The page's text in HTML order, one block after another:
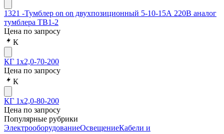
1321 -Тумблер on on двухпозиционный 5-10-15А 220В аналог
тумблера ТВ1-2
Цена по запросу
К
КГ 1х2,0-70-200
Цена по запросу
К
КГ 1х2,0-80-200
Цена по запросу
Популярные рубрики
ЭлектрооборудованиеОсвещениеКабели и